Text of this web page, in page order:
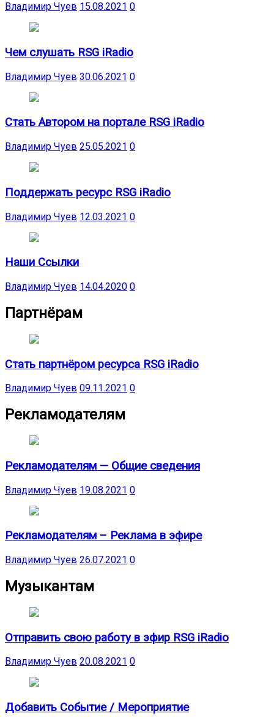
Владимир Чуев 15.08.2021 0
Чем слушать RSG iRadio
Владимир Чуев 30.06.2021 0
Стать Автором на портале RSG iRadio
Владимир Чуев 25.05.2021 0
Поддержать ресурс RSG iRadio
Владимир Чуев 12.03.2021 0
Наши Ссылки
Владимир Чуев 14.04.2020 0
Партнёрам
Стать партнёром ресурса RSG iRadio
Владимир Чуев 09.11.2021 0
Рекламодателям
Рекламодателям — Общие сведения
Владимир Чуев 19.08.2021 0
Рекламодателям – Реклама в эфире
Владимир Чуев 26.07.2021 0
Музыкантам
Отправить свою работу в эфир RSG iRadio
Владимир Чуев 20.08.2021 0
Добавить Событие / Мероприятие